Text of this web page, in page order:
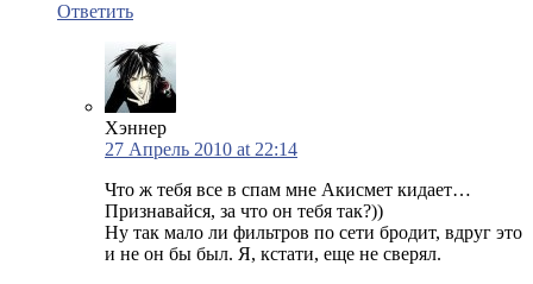
Ответить
Хэннер
27 Апрель 2010 at 22:14
Что ж тебя все в спам мне Акисмет кидает…
Признавайся, за что он тебя так?))
Ну так мало ли фильтров по сети бродит, вдруг это
и не он бы был. Я, кстати, еще не сверял.